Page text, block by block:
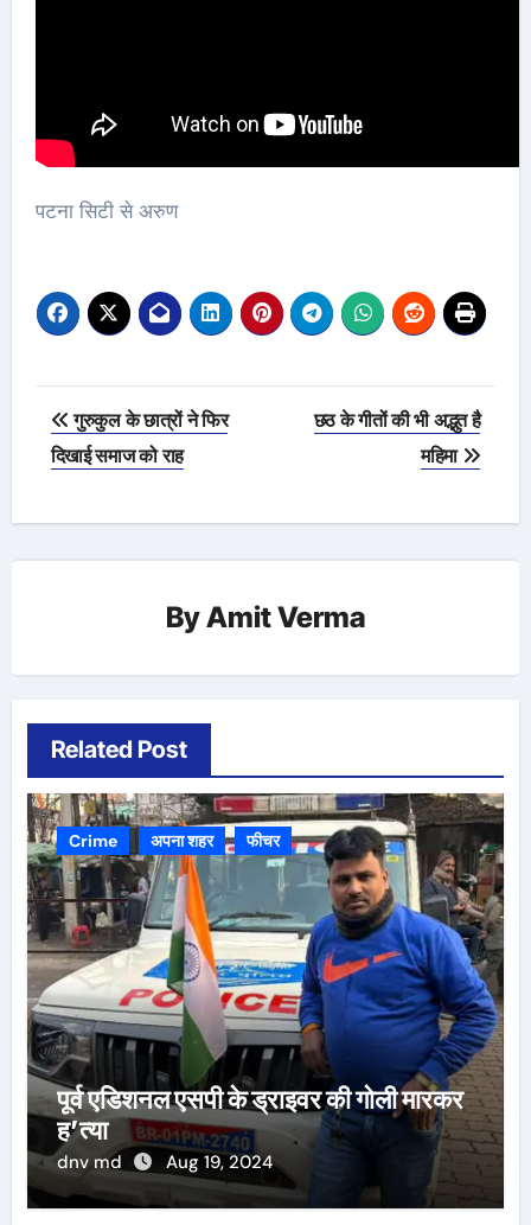
पटना सिटी से अरुण
Post
navigation
गुरुकुल के छात्रों ने फिर
दिखाई समाज को राह
छठ के गीतों की भी अद्भुत है
महिमा
ByAmit Verma
Related Post
Crime अपना शहर फीचर
पूर्व एडिशनल एसपी के ड्राइवर की गोली मारकर
ह’त्या
dnv md Aug 19, 2024